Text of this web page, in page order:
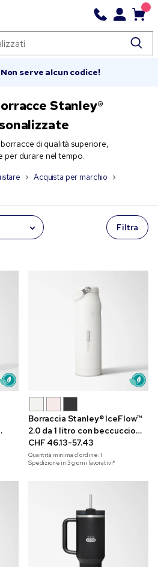
serve alcun codice!
Stanley®
di qualità superiore,
per durare nel tempo.
Acquista per marchio
Filtra
Borraccia Stanley® IceFlow™
2.0 da 1 litro con beccuccio
ribaltabile e incisione a laser
CHF 46.13-57.43
Quantità minima d'ordine:1
Spedizione in 3 giorni lavorativi*